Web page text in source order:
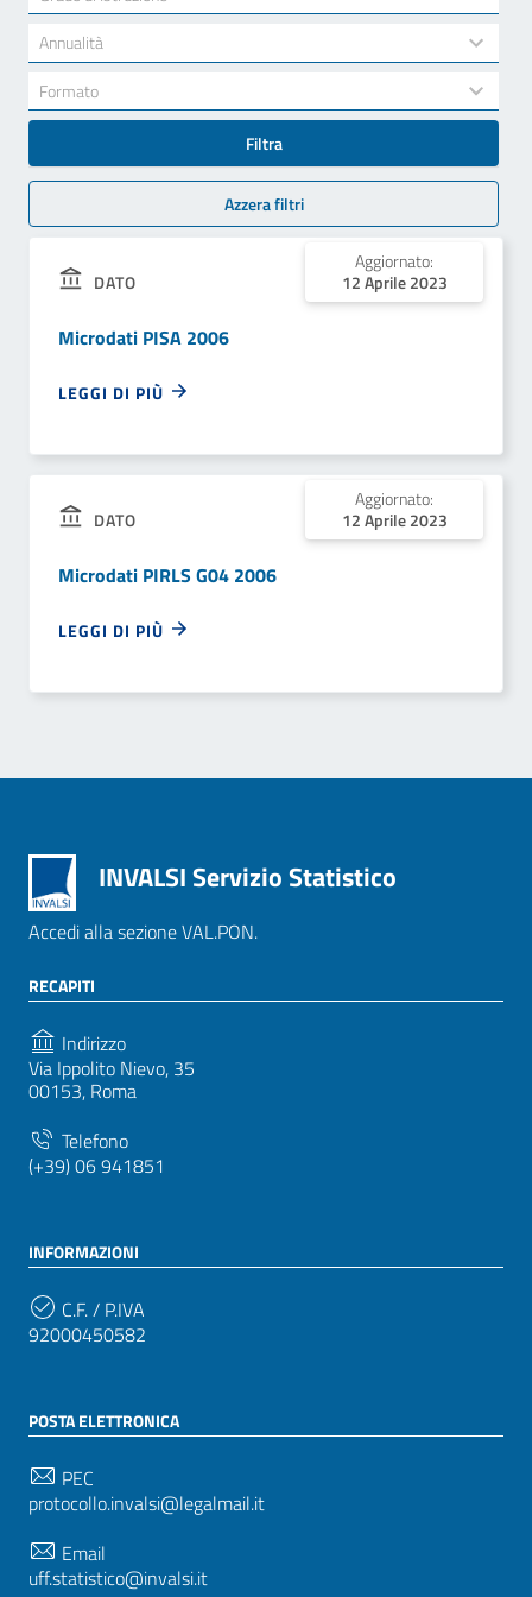
results
available
Annualità
34
results
available
Formato
results
available
Filtra
Azzera filtri
DATO
Aggiornato:
12 Aprile 2023
Microdati PISA 2006
LEGGI DI PIÙ
DATO
Aggiornato:
12 Aprile 2023
Microdati PIRLS G04 2006
LEGGI DI PIÙ
INVALSI Servizio Statistico
Accedi alla sezione VAL.PON.
RECAPITI
Indirizzo
Via Ippolito Nievo, 35
00153, Roma
Telefono
(+39) 06 941851
INFORMAZIONI
C.F. / P.IVA
92000450582
POSTA ELETTRONICA
PEC
protocollo.invalsi@legalmail.it
Email
uff.statistico@invalsi.it